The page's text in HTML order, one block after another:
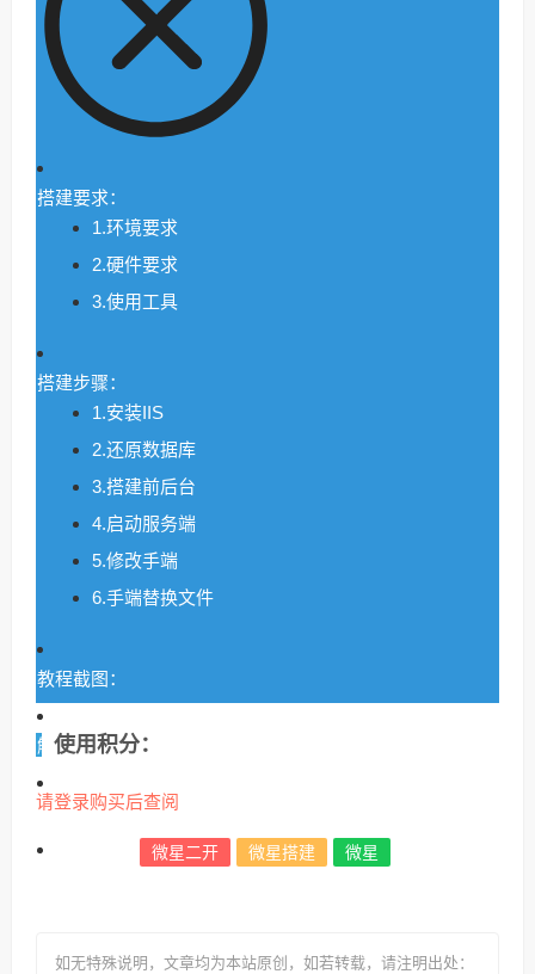
搭建要求：
1.环境要求
2.硬件要求
3.使用工具
搭建步骤：
1.安装IIS
2.还原数据库
3.搭建前后台
4.启动服务端
5.修改手端
6.手端替换文件
教程截图：
解密文件截图：
教程参数：
使用积分：
请登录购买后查阅
微星二开 微星搭建 微星
如无特殊说明，文章均为本站原创 ，如若转载，请注明出处：